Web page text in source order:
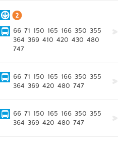
66 71 150 165 166 350 355
364 369 410 420 430 480
747
66 71 150 165 166 350 355
364 369 420 480 747
66 71 150 165 166 350 355
364 369 420 480 747